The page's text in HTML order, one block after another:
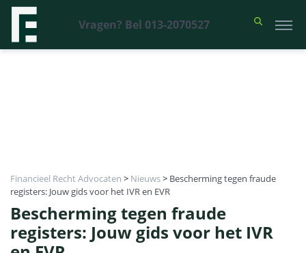
Vragen? Bel 013-2070527
Financieel Recht Advocaten > Nieuws> Bescherming tegen fraude
registers: Jouw gids voor het IVR en EVR
Bescherming tegen fraude
registers: Jouw gids voor het IVR